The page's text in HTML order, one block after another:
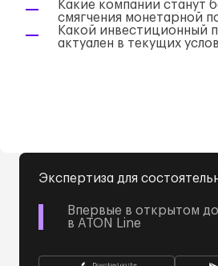
Какие компании станут
смягчения монетарной
Какой инвестиционный
актуален в текущих
Экспертиза для
Впервые в открытом
в ATON Line